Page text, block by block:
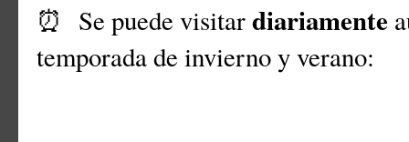
⏰ Se puede visitardiariamente
temporada de invierno y verano: